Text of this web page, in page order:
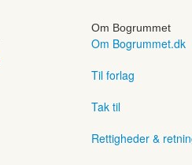
Om Bogrummet
Om Bogrummet.dk
Til forlag
Tak til
Rettigheder &